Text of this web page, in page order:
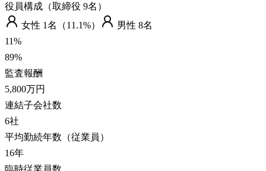
役員構成（取締役 9名）
女性 1名（11.1%） 男性 8名
11%
89%
監査報酬
5,800万円
連結子会社数
6社
平均勤続年数（従業員）
16年